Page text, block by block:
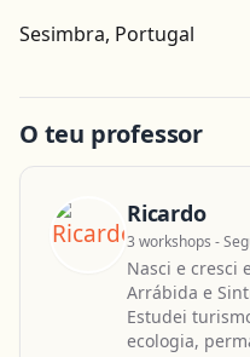
Sesimbra, Portugal
O teu professor
Ricardo
3 workshops -
Nasci e cresci
Arrábida e
Estudei
ecologia,